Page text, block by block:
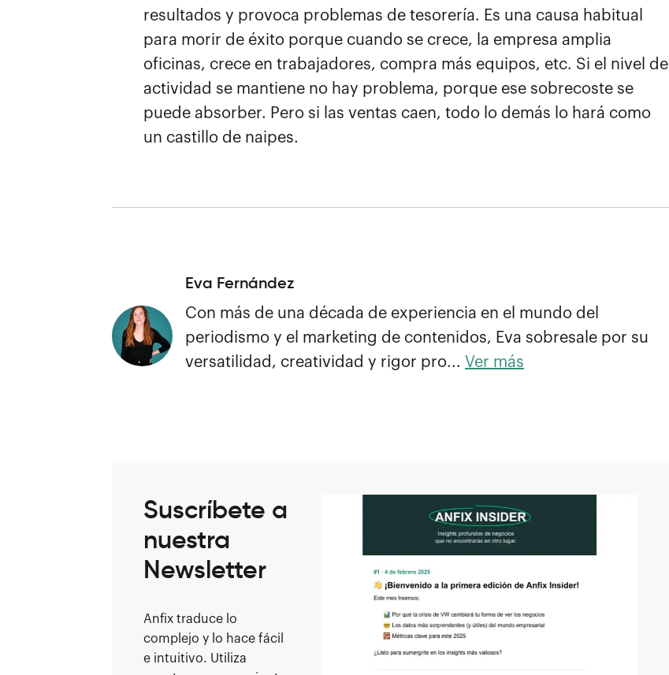
resultados y provoca problemas de tesorería. Es una causa habitual
para morir de éxito porque cuando se crece, la empresa amplia
oficinas, crece en trabajadores, compra más equipos, etc. Si el nivel de
actividad se mantiene no hay problema, porque ese sobrecoste se
puede absorber. Pero si las ventas caen, todo lo demás lo hará como
un castillo de naipes.
Eva Fernández
Con más de una década de experiencia en el mundo del
periodismo y el marketing de contenidos, Eva sobresale por su
versatilidad, creatividad y rigor pro... Ver más
Suscríbete a
nuestra
Newsletter
Anfix traduce lo
complejo y lo hace fácil
e intuitivo. Utiliza